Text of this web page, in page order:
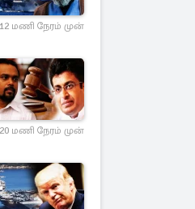
12 மணி நேரம் முன்
20 மணி நேரம் முன்